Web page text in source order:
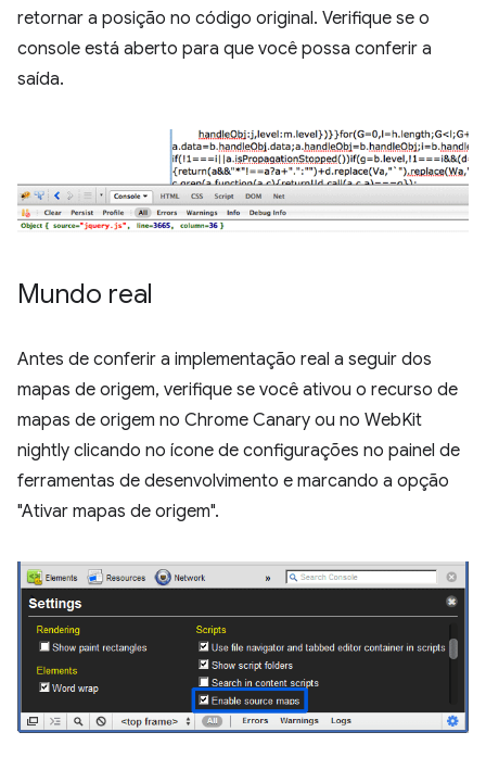
retornar a posição no código original. Verifique se o
console está aberto para que você possa conferir a
saída.
Mundo real
Antes de conferir a implementação real a seguir dos
mapas de origem, verifique se você ativou o recurso de
mapas de origem no Chrome Canary ou no WebKit
nightly clicando no ícone de configurações no painel de
ferramentas de desenvolvimento e marcando a opção
"Ativar mapas de origem".